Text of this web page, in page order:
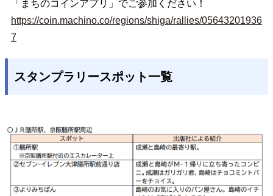
「まちのコインアプリ」でご参加ください！
https://coin.machino.co/regions/shiga/rallies/05643201936
7
スタンプラリースポット一覧